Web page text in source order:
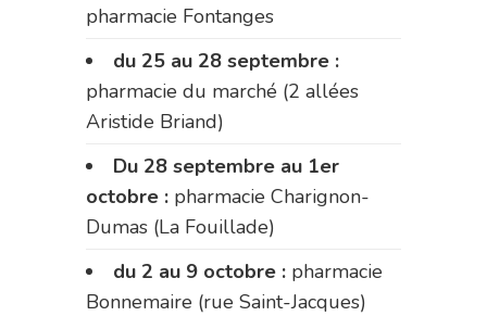
pharmacie Fontanges
du 25 au 28 septembre :
pharmacie du marché (2 allées
Aristide Briand)
Du 28 septembre au 1er
octobre : pharmacie Charignon-
Dumas (La Fouillade)
du 2 au 9 octobre : pharmacie
Bonnemaire (rue Saint-Jacques)